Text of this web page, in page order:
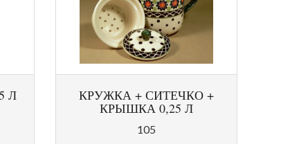
Л КРУЖКА + СИТЕЧКО +
КРЫШКА 0,25 Л
105